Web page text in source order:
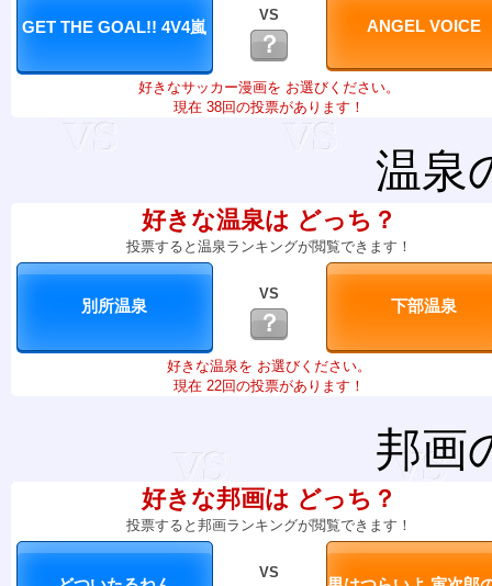
VS
？
好きなサッカー漫画を お選びください。
現在 38回の投票があります！
温泉
好きな温泉は どっち？
投票すると温泉ランキングが閲覧できます！
VS
？
好きな温泉を お選びください。
現在 22回の投票があります！
邦画
好きな邦画は どっち？
投票すると邦画ランキングが閲覧できます！
VS